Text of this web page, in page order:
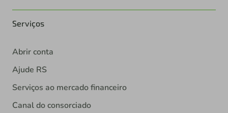
Serviços
Abrir conta
Ajude RS
Serviços ao mercado financeiro
Canal do consorciado